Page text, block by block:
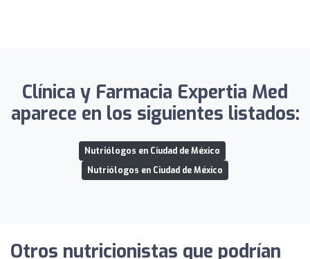
Clínica y Farmacia Expertia Med
aparece en los siguientes listados:
Nutriólogos en Ciudad de México
Nutriólogos en Ciudad de México
Otros nutricionistas que podrían